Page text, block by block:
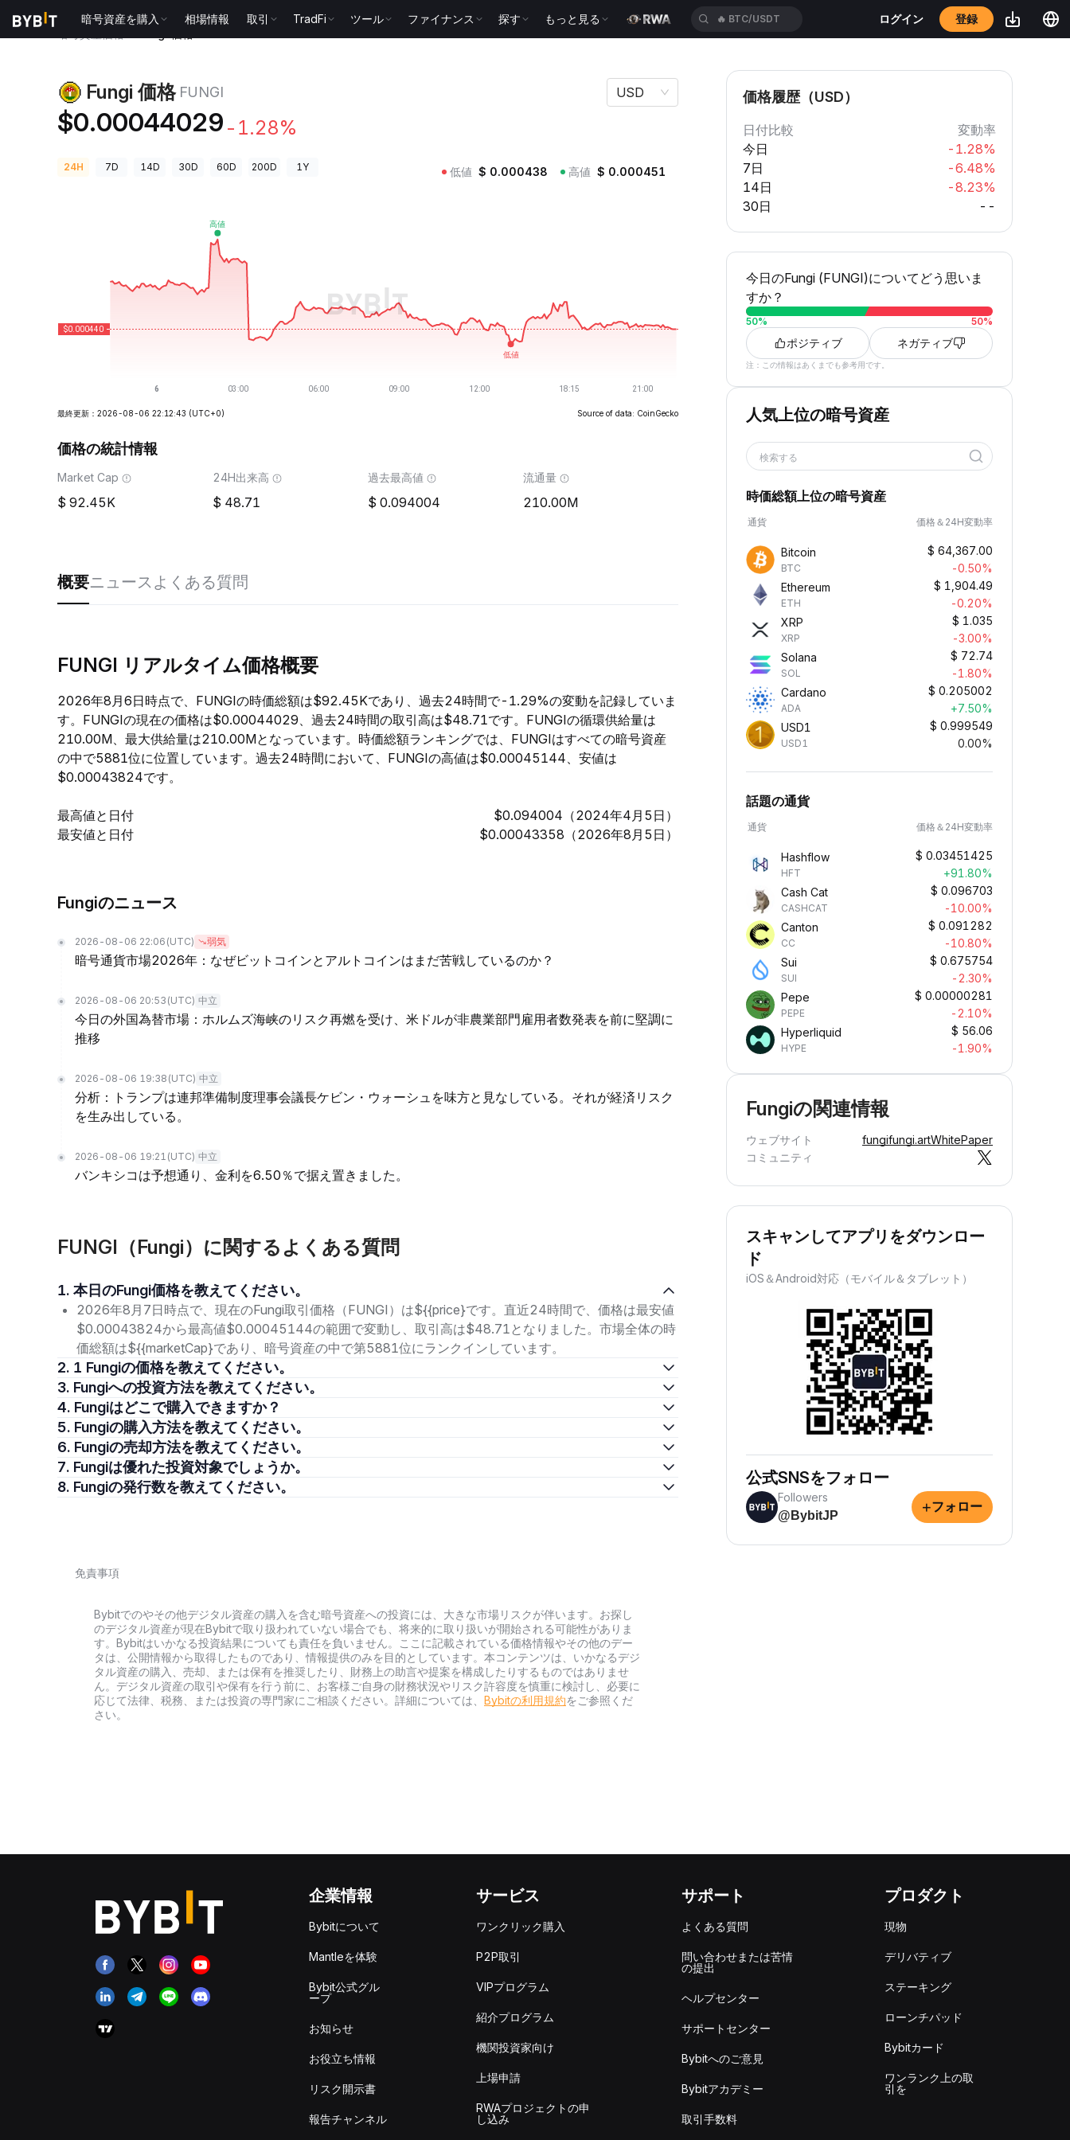
暗号資産を購入 相場情報 取引 TradFi ツール ファイナンス 探す もっと見る BTC/USDT
🔥 XAUT/USDT
ログイン 登録
Fungi 価格 FUNGI
$0.00044029 -1.28%
USD
24H 7D 14D 30D 60D 200D 1Y 低値 $ 0.000438 高値 $ 0.000451
最終更新：2026-08-06 22:12:43 (UTC+0) Source of data: CoinGecko
価格の統計情報
Market Cap
92.45K
24H出来高
48.71
過去最高値
0.094004
流通量
210.00M
概要ニュースよくある質問
FUNGI リアルタイム価格概要
2026年8月6日時点で、FUNGIの時価総額は$92.45Kであり、過去24時間で-1.29%の変動を記録していま
す。FUNGIの現在の価格は$0.00044029、過去24時間の取引高は$48.71です。FUNGIの循環供給量は
210.00M、最大供給量は210.00Mとなっています。時価総額ランキングでは、FUNGIはすべての暗号資産
の中で5881位に位置しています。過去24時間において、FUNGIの高値は$0.00045144、安値は
$0.00043824です。
最高値と日付
$0.094004（2024年4月5日）
最安値と日付
$0.00043358（2026年8月5日）
Fungiのニュース
2026-08-06 22:06 (UTC) 弱気
暗号通貨市場2026年：なぜビットコインとアルトコインはまだ苦戦しているのか？
2026-08-06 20:53 (UTC) 中立
今日の外国為替市場：ホルムズ海峡のリスク再燃を受け、米ドルが非農業部門雇用者数発表を前に堅調に
推移
2026-08-06 19:38 (UTC) 中立
分析：トランプは連邦準備制度理事会議長ケビン・ウォーシュを味方と見なしている。それが経済リスク
を生み出している。
2026-08-06 19:21 (UTC) 中立
バンキシコは予想通り、金利を6.50％で据え置きました。
FUNGI（Fungi）に関するよくある質問
1. 本日のFungi価格を教えてください。
2026年8月7日時点で、現在のFungi取引価格（FUNGI）は${{price}です。直近24時間で、価格は最安値
$0.00043824から最高値$0.00045144の範囲で変動し、取引高は$48.71となりました。市場全体の時
価総額は${{marketCap}であり、暗号資産の中で第5881位にランクインしています。
2. 1 Fungiの価格を教えてください。
3. Fungiへの投資方法を教えてください。
4. Fungiはどこで購入できますか？
5. Fungiの購入方法を教えてください。
6. Fungiの売却方法を教えてください。
7. Fungiは優れた投資対象でしょうか。
8. Fungiの発行数を教えてください。
免責事項
Bybitでのやその他デジタル資産の購入を含む暗号資産への投資には、大きな市場リスクが伴います。お探し
のデジタル資産が現在Bybitで取り扱われていない場合でも、将来的に取り扱いが開始される可能性がありま
す。Bybitはいかなる投資結果についても責任を負いません。ここに記載されている価格情報やその他のデー
タは、公開情報から取得したものであり、情報提供のみを目的としています。本コンテンツは、いかなるデジ
タル資産の購入、売却、または保有を推奨したり、財務上の助言や提案を構成したりするものではありませ
ん。デジタル資産の取引や保有を行う前に、お客様ご自身の財務状況やリスク許容度を慎重に検討し、必要に
応じて法律、税務、または投資の専門家にご相談ください。詳細については、 Bybitの利用規約をご参照くだ
さい。
価格履歴（USD）
日付比較
変動率
今日
-1.28%
7日
-6.48%
14日
-8.23%
30日
--
今日のFungi (FUNGI)についてどう思いま
すか？
50% 50%
ポジティブ ネガティブ
注：この情報はあくまでも参考用です。
人気上位の暗号資産
検索する
時価総額上位の暗号資産
通貨 価格＆24H変動率
Bitcoin
BTC
$ 64,367.00
-0.50%
Ethereum
ETH
$ 1,904.49
-0.20%
XRP
XRP
$ 1.035
-3.00%
Solana
SOL
$ 72.74
-1.80%
Cardano
ADA
$ 0.205002
+7.50%
USD1
USD1
$ 0.999549
0.00%
話題の通貨
通貨 価格＆24H変動率
Hashflow
HFT
$ 0.03451425
+91.80%
Cash Cat
CASHCAT
$ 0.096703
-10.00%
Canton
CC
$ 0.091282
-10.80%
Sui
SUI
$ 0.675754
-2.30%
Pepe
PEPE
$ 0.00000281
-2.10%
Hyperliquid
HYPE
$ 56.06
-1.90%
Fungiの関連情報
ウェブサイト fungifungi.artWhitePaper
コミュニティ
スキャンしてアプリをダウンロー
ド
iOS＆Android対応（モバイル＆タブレット）
公式SNSをフォロー
Followers
@BybitJP
+フォロー
企業情報
Bybitについて
Mantleを体験
Bybit公式グル
ープ
お知らせ
お役立ち情報
リスク開示書
報告チャンネル
サービス
ワンクリック購入
P2P取引
VIPプログラム
紹介プログラム
機関投資家向け
上場申請
RWAプロジェクトの申
し込み
サポート
よくある質問
問い合わせまたは苦情
の提出
ヘルプセンター
サポートセンター
Bybitへのご意見
Bybitアカデミー
取引手数料
プロダクト
現物
デリバティブ
ステーキング
ローンチパッド
Bybitカード
ワンランク上の取
引を